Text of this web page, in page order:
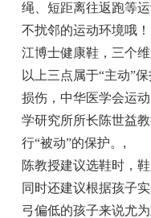
绳、短距离往返跑等
不扰邻的运动环境哦！
江博士健康鞋，三个
以上三点属于“主动”
损伤，中华医学会运
学研究所所长陈世益
行“被动”的保护。 ,
陈教授建议选鞋时，
同时还建议根据孩子
弓偏低的孩子来说尤为